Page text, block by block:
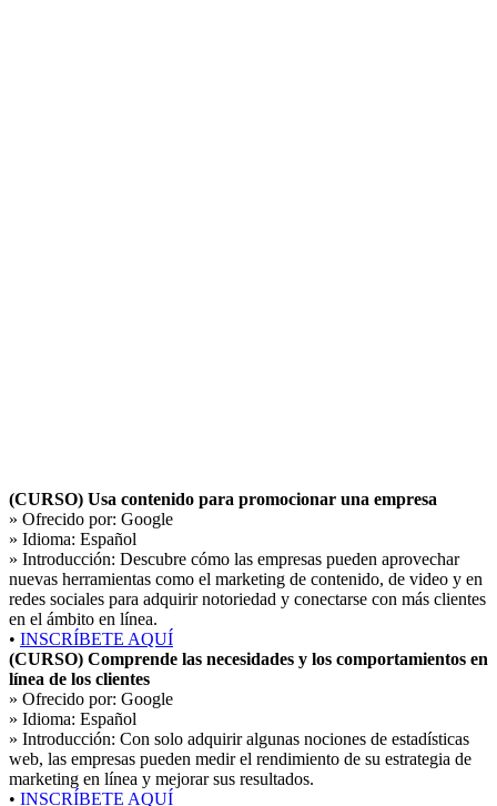
(CURSO) Usa contenido para promocionar una empresa
» Ofrecido por: Google
» Idioma: Español
» Introducción: Descubre cómo las empresas pueden aprovechar
nuevas herramientas como el marketing de contenido, de video y en
redes sociales para adquirir notoriedad y conectarse con más clientes
en el ámbito en línea.
• INSCRÍBETE AQUÍ
(CURSO) Comprende las necesidades y los comportamientos en
línea de los clientes
» Ofrecido por: Google
» Idioma: Español
» Introducción: Con solo adquirir algunas nociones de estadísticas
web, las empresas pueden medir el rendimiento de su estrategia de
marketing en línea y mejorar sus resultados.
• INSCRÍBETE AQUÍ